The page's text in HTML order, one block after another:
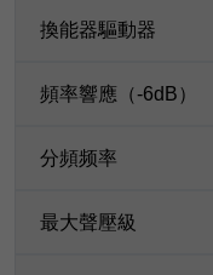
換能器驅動器
頻率響應（-6dB）
分頻频率
最大聲壓級